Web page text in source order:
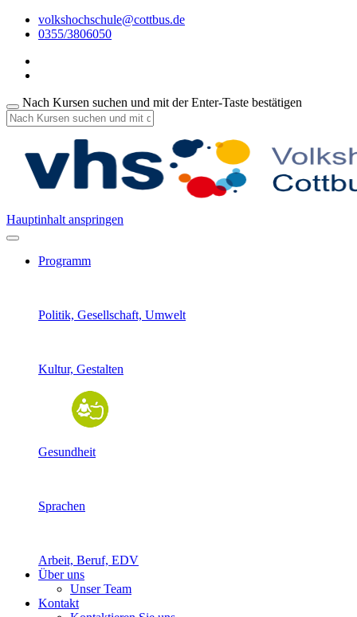
volkshochschule@cottbus.de
0355/3806050
Nach Kursen suchen und mit der Enter-Taste bestätigen
Hauptinhalt anspringen
Programm
Politik, Gesellschaft, Umwelt
Kultur, Gestalten
Gesundheit
Sprachen
Arbeit, Beruf, EDV
Über uns
Unser Team
Kontakt